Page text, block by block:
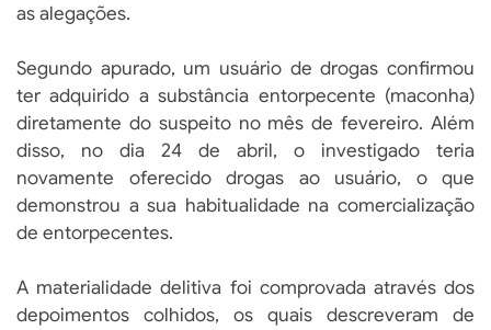
as alegações.
Segundo apurado, um usuário de drogas confirmou
ter adquirido a substância entorpecente (maconha)
diretamente do suspeito no mês de fevereiro. Além
disso, no dia 24 de abril, o investigado teria
novamente oferecido drogas ao usuário, o que
demonstrou a sua habitualidade na comercialização
de entorpecentes.
A materialidade delitiva foi comprovada através dos
depoimentos colhidos, os quais descreveram de